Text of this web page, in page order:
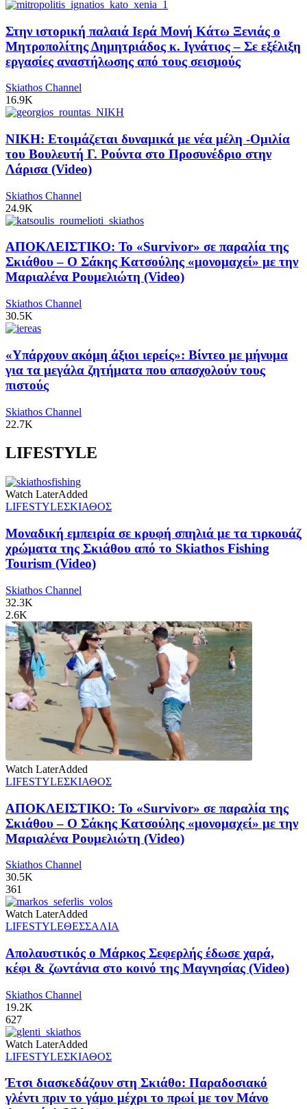
Στην ιστορική παλαιά Ιερά Μονή Κάτω Ξενιάς ο
Μητροπολίτης Δημητριάδος κ. Ιγνάτιος – Σε εξέλιξη
εργασίες αναστήλωσης από τους σεισμούς
Skiathos Channel
16.9K
ΝΙΚΗ: Ετοιμάζεται δυναμικά με νέα μέλη -Ομιλία
του Βουλευτή Γ. Ρούντα στο Προσυνέδριο στην
Λάρισα (Video)
Skiathos Channel
24.9K
ΑΠΟΚΛΕΙΣΤΙΚΟ: Το «Survivor» σε παραλία της
Σκιάθου – Ο Σάκης Κατσούλης «μονομαχεί» με την
Μαριαλένα Ρουμελιώτη (Video)
Skiathos Channel
30.5K
«Υπάρχουν ακόμη άξιοι ιερείς»: Βίντεο με μήνυμα
για τα μεγάλα ζητήματα που απασχολούν τους
πιστούς
Skiathos Channel
22.7K
LIFESTYLE
Watch LaterAdded
LIFESTYLEΣΚΙΑΘΟΣ
Μοναδική εμπειρία σε κρυφή σπηλιά με τα τιρκουάζ
χρώματα της Σκιάθου από το Skiathos Fishing
Tourism (Video)
Skiathos Channel
32.3K
2.6K
Watch LaterAdded
LIFESTYLEΣΚΙΑΘΟΣ
ΑΠΟΚΛΕΙΣΤΙΚΟ: Το «Survivor» σε παραλία της
Σκιάθου – Ο Σάκης Κατσούλης «μονομαχεί» με την
Μαριαλένα Ρουμελιώτη (Video)
Skiathos Channel
30.5K
361
Watch LaterAdded
LIFESTYLEΘΕΣΣΑΛΙΑ
Απολαυστικός ο Μάρκος Σεφερλής έδωσε χαρά,
κέφι & ζωντάνια στο κοινό της Μαγνησίας (Video)
Skiathos Channel
19.2K
627
Watch LaterAdded
LIFESTYLEΣΚΙΑΘΟΣ
Έτσι διασκεδάζουν στη Σκιάθο: Παραδοσιακό
γλέντι πριν το γάμο μέχρι το πρωί με τον Μάνο